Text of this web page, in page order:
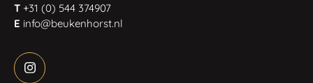
T +31 (0) 544 374907
E info@beukenhorst.nl